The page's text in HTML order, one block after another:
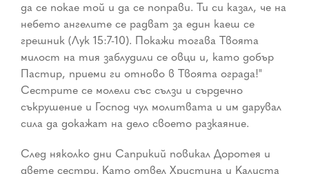
да се покае той и да се поправи. Ти си казал, че на
небето ангелите се радват за един каеш се
грешник (Лук 15:7-10). Покажи тогава Твоята
милост на тия заблудили се овци и, като добър
Пастир, приеми ги отново в Твоята ограда!"
Сестрите се молели със сълзи и сърдечно
съкрушение и Господ чул молитвата и им дарувал
сила да докажат на дело своето разкаяние.
След няколко дни Саприкий повикал Доротея и
двете сестри. Като отвел Христина и Калиста